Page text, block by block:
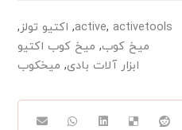
active, activetools
, اکتیو تولز,
میخ کوب, میخ کوب اکتیو
ابزار آلات بادی, میخکوب